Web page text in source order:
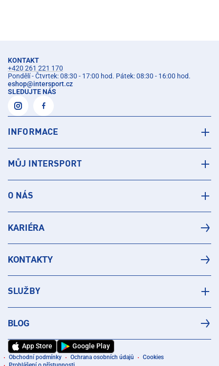
KONTAKT
+420 261 221 170
Pondělí - Čtvrtek: 08:30 - 17:00 hod. Pátek: 08:30 - 16:00 hod.
eshop@intersport.cz
SLEDUJTE NÁS
INFORMACE
MŮJ INTERSPORT
O NÁS
KARIÉRA
KONTAKTY
SLUŽBY
BLOG
App Store Google Play
Obchodní podmínky Ochrana osobních údajů
Cookies